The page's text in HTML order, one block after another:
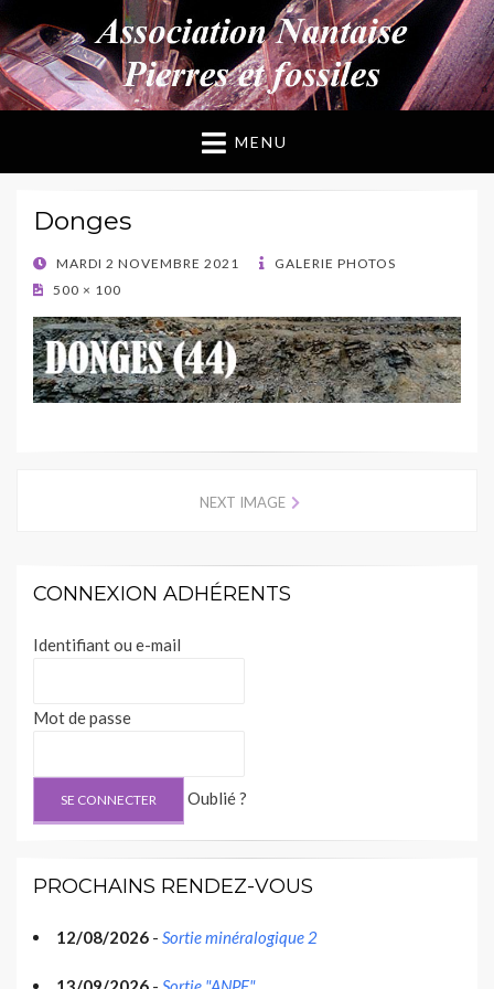
ANPF
Association Nantaise Pierres et Fossiles
MENU
Donges
POSTED
ON
MARDI 2 NOVEMBRE 2021
GALERIE PHOTOS
500 × 100
NEXT IMAGE
CONNEXION ADHÉRENTS
Identifiant ou e-mail
Mot de passe
Oublié ?
PROCHAINS RENDEZ-VOUS
12/08/2026 - Sortie minéralogique 2